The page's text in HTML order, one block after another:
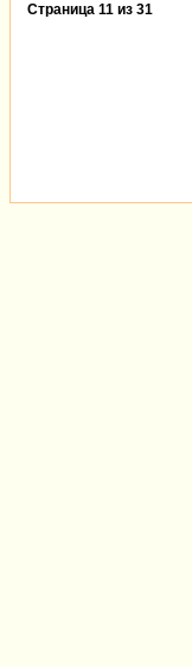
Страница 11 из 31